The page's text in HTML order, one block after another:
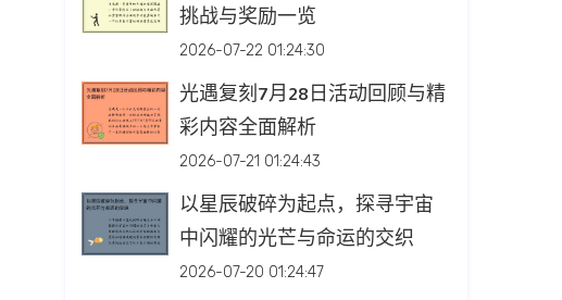
挑战与奖励一览
2026-07-22 01:24:30
光遇复刻7月28日活动回顾与精
彩内容全面解析
2026-07-21 01:24:43
以星辰破碎为起点，探寻宇宙
中闪耀的光芒与命运的交织
2026-07-20 01:24:47